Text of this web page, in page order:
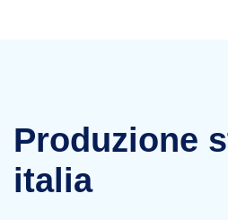
Produzione
italia